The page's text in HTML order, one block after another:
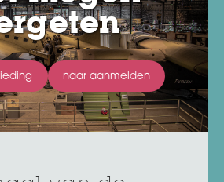
naar aanmelden